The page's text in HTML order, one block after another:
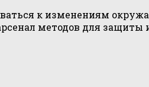
к изменениям
методов для защиты